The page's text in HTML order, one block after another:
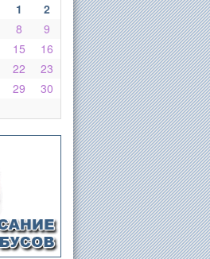
1
2
8
9
15
16
22
23
29
30